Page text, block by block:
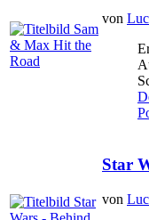
von
Star
von